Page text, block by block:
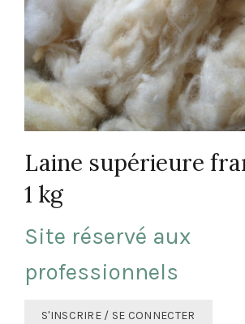
Laine supérieure
1 kg
Site réservé aux
professionnels
S'INSCRIRE / SE CONNECTER